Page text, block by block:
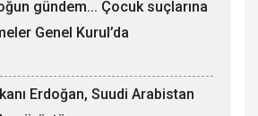
gündem... Çocuk suçlarına
Genel Kurul’da
Erdoğan, Suudi Arabistan